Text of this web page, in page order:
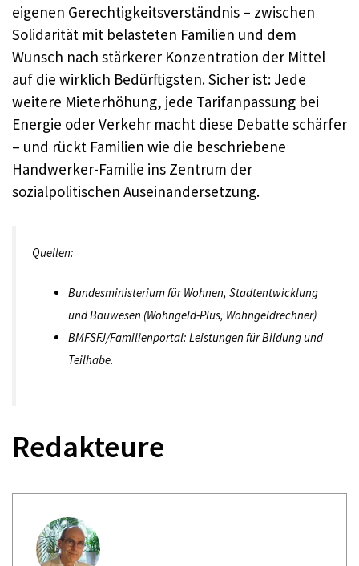
eigenen Gerechtigkeitsverständnis – zwischen
Solidarität mit belasteten Familien und dem
Wunsch nach stärkerer Konzentration der Mittel
auf die wirklich Bedürftigsten. Sicher ist: Jede
weitere Mieterhöhung, jede Tarifanpassung bei
Energie oder Verkehr macht diese Debatte schärfer
– und rückt Familien wie die beschriebene
Handwerker-Familie ins Zentrum der
sozialpolitischen Auseinandersetzung.
Quellen:
Bundesministerium für Wohnen, Stadtentwicklung
und Bauwesen (Wohngeld-Plus, Wohngeldrechner)
BMFSFJ/Familienportal: Leistungen für Bildung und
Teilhabe.
Redakteure